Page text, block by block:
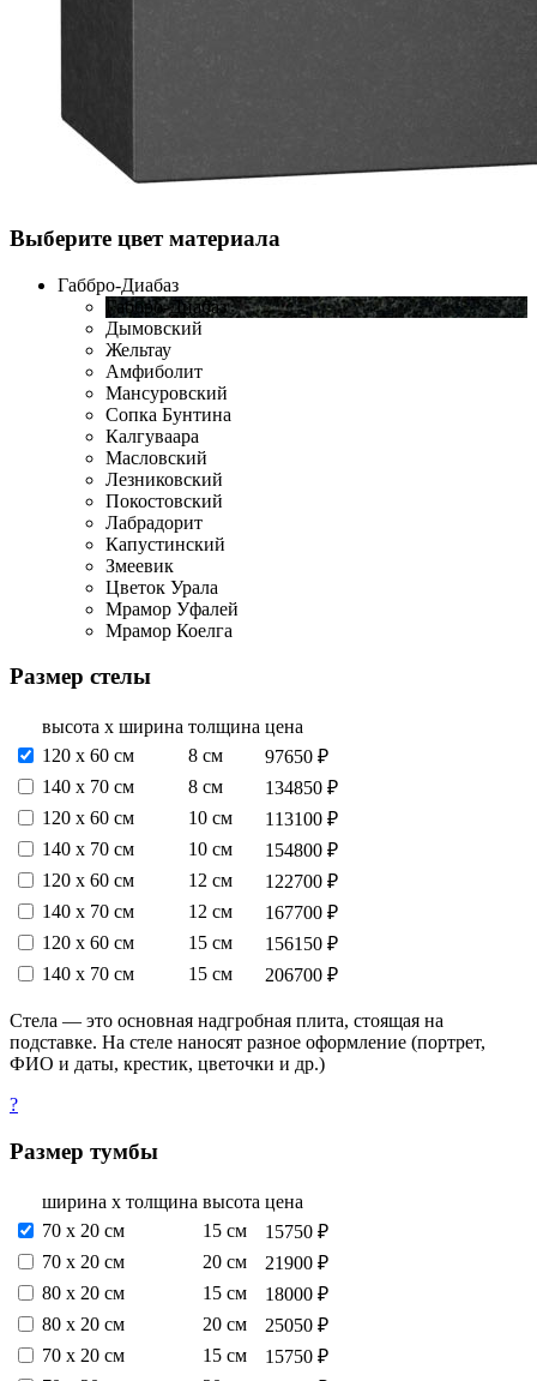
Выберите цвет материала
Габбро-Диабаз
Габбро-Диабаз
Дымовский
Жельтау
Амфиболит
Мансуровский
Сопка Бунтина
Калгуваара
Масловский
Лезниковский
Покостовский
Лабрадорит
Капустинский
Змеевик
Цветок Урала
Мрамор Уфалей
Мрамор Коелга
Размер стелы
высота х ширина толщина цена
120 х 60 см
8 см
97650 ₽
140 х 70 см
8 см
134850 ₽
120 х 60 см
10 см
113100 ₽
140 х 70 см
10 см
154800 ₽
120 х 60 см
12 см
122700 ₽
140 х 70 см
12 см
167700 ₽
120 х 60 см
15 см
156150 ₽
140 х 70 см
15 см 206700 ₽
Стела — это основная надгробная плита, стоящая на
подставке. На стеле наносят разное оформление (портрет,
ФИО и даты, крестик, цветочки и др.)
?
Размер тумбы
ширина х толщина высота цена
70 х 20 см
15 см
15750 ₽
70 х 20 см
20 см
21900 ₽
80 х 20 см
15 см
18000 ₽
80 х 20 см
20 см
25050 ₽
70 х 20 см
15 см
15750 ₽